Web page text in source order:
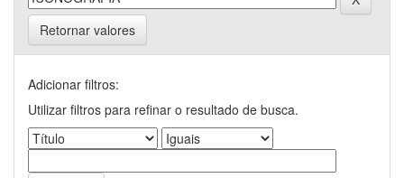
Retornar valores
Adicionar filtros:
Utilizar filtros para refinar o resultado de busca.